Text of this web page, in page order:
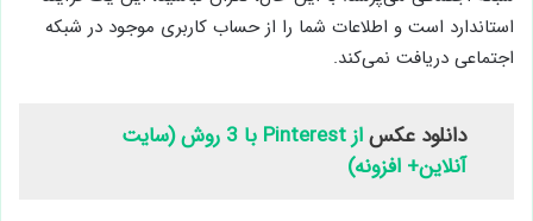
استاندارد است و اطلاعات شما را از حساب کاربری موجود در شبکه
اجتماعی دریافت نمی‌کند.
دانلود عکس
از Pinterest با 3 روش (سایت
آنلاین+ افزونه)